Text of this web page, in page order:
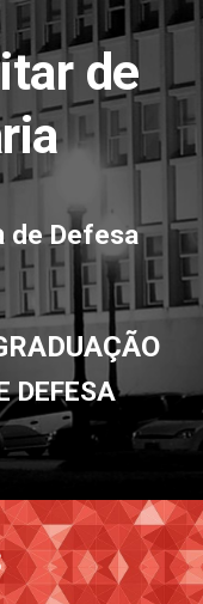
de
de Defesa
DEFESA